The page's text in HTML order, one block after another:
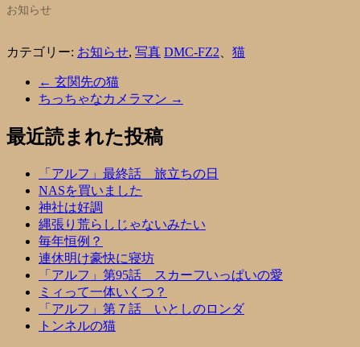
お知らせ
カテゴリー: お知らせ, 写真 DMC-FZ2 猫
← 玄関先の猫
ちっちゃなカメラマン →
最近読まれた投稿
「アルフ」最終話 旅立ちの日
NASを買いました
神社は好調
縄張り荒らしじゃないみたい
毎年恒例？
連休明け豪快に寝坊
「アルフ」第95話 スカーフいっぱいの愛
ミィって一体いくつ？
「アルフ」第７話 いとしのロンダ
トンネルの猫